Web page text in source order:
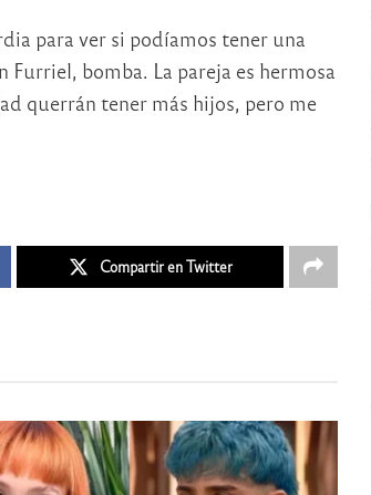
para ver si podíamos tener una
Furriel, bomba. La pareja es hermosa
querrán tener más hijos, pero me
Compartir en Twitter